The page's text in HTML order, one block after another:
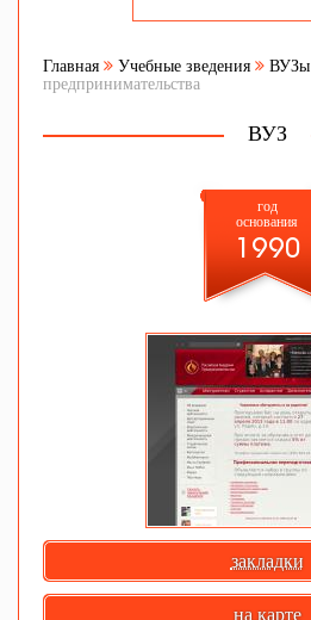
Главная Учебные зведения ВУЗы
предпринимательства
ВУЗ
год
основания
1990
закладки
на карте